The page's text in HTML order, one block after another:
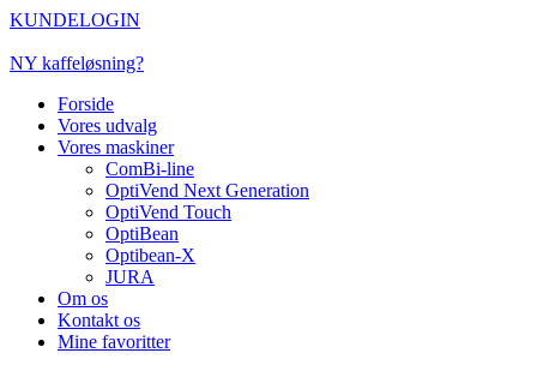
Videre
indhold
KUNDELOGIN
NY kaffeløsning?
Forside
Vores udvalg
Vores maskiner
ComBi-line
OptiVend Next Generation
OptiVend Touch
OptiBean
Optibean-X
JURA
Om os
Kontakt os
Mine favoritter